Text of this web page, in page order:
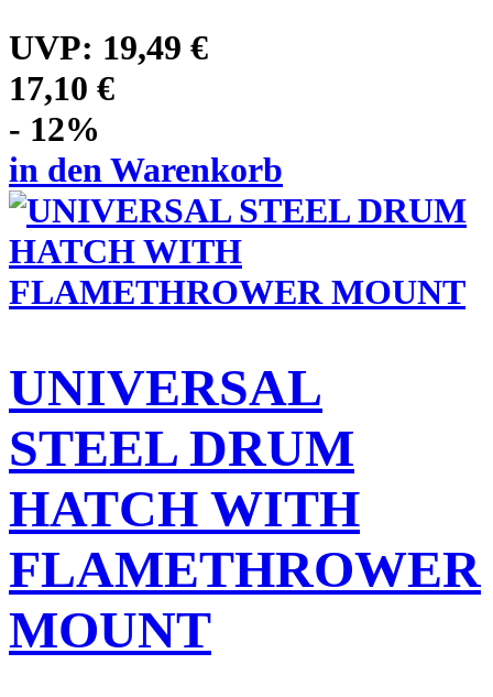
UVP: 19,49 €
17,10 €
- 12%
in den Warenkorb
UNIVERSAL
STEEL DRUM
HATCH WITH
FLAMETHROWER
MOUNT